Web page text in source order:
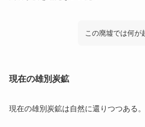
この廃墟では何が
現在の雄別炭鉱
現在の雄別炭鉱は自然に還りつつある。